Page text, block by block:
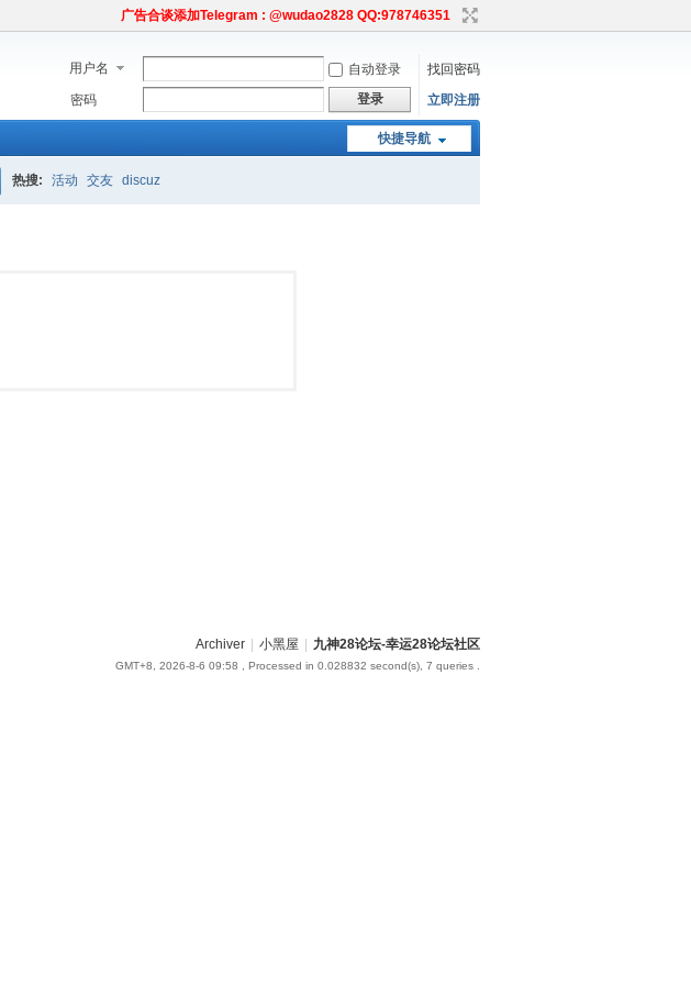
广告合谈添加Telegram : @wudao2828 QQ:978746351
用户名 自动登录
找回密码
密码
登录 立即注册
快捷导航
热搜: 活动 交友 discuz
Archiver 小黑屋 九神28论坛-幸运28论坛社区
GMT+8, 2026-8-6 09:58 , Processed in 0.028832 second(s), 7 queries .